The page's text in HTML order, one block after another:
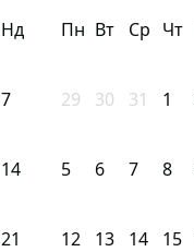
Нд
7
14
21
Пн Вт Ср Чт
29 30 31 1
5 6 7 8
12 13 14 15